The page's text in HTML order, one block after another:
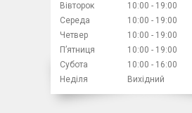
Вівторок
10:00
19:00
Середа
10:00
19:00
Четвер
10:00
19:00
Пʼятниця
10:00
19:00
Субота
10:00
16:00
Неділя
Вихідний